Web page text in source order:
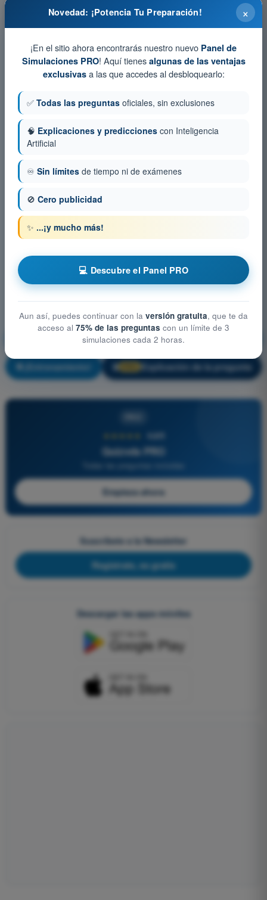
Examen en PDF ULM - Performance y planificación del vuelo
Performance y planificación del vuelo
¡Entrenamiento! 🔒 Explicación de la pregunta
4,6/5
Quizvds PRO
Empieza ahora
Suscríbete a la Newsletter
Regístrate, es gratis
Descargar las apps móviles
×
Novedad: ¡Potencia Tu Preparación!
¡En el sitio ahora encontrarás nuestro nuevo Panel de
Simulaciones PRO! Aquí tienes algunas de las ventajas
exclusivasa las que accedes al desbloquearlo:
✅ Todas las preguntas oficiales, sin exclusiones
🧠 Explicaciones y predicciones con Inteligencia
Artificial
♾️ Sin límites de tiempo ni de exámenes
🚫 Cero publicidad
✨ ...¡y mucho más!
💻 Descubre el Panel PRO
Aun así, puedes continuar con la versión gratuita, que te da
acceso al 75% de las preguntas con un límite de 3
simulaciones cada 2 horas.